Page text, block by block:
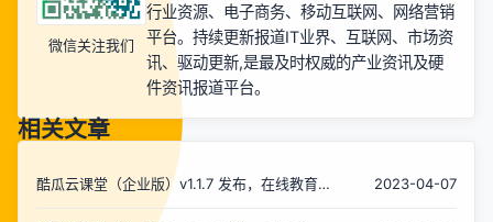
微信关注我们
行业资源、电子商务、移动互联网、网络营销
平台。持续更新报道IT业界、互联网、市场资
讯、驱动更新,是最及时权威的产业资讯及硬
件资讯报道平台。
相关文章
酷瓜云课堂（企业版）v1.1.7 发布，在线教育
2023-04-07